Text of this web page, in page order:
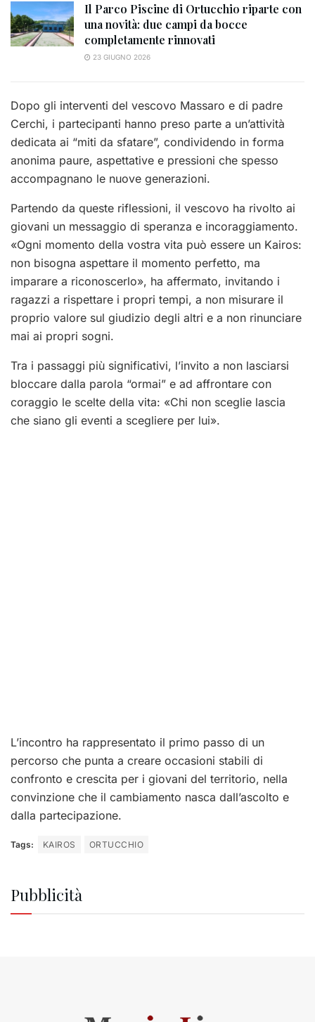
Il Parco Piscine di Ortucchio riparte con
una novità: due campi da bocce
completamente rinnovati
23 GIUGNO 2026
Dopo gli interventi del vescovo Massaro e di padre
Cerchi, i partecipanti hanno preso parte a un’attività
dedicata ai “miti da sfatare”, condividendo in forma
anonima paure, aspettative e pressioni che spesso
accompagnano le nuove generazioni.
Partendo da queste riflessioni, il vescovo ha rivolto ai
giovani un messaggio di speranza e incoraggiamento.
«Ogni momento della vostra vita può essere un Kairos:
non bisogna aspettare il momento perfetto, ma
imparare a riconoscerlo», ha affermato, invitando i
ragazzi a rispettare i propri tempi, a non misurare il
proprio valore sul giudizio degli altri e a non rinunciare
mai ai propri sogni.
Tra i passaggi più significativi, l’invito a non lasciarsi
bloccare dalla parola “ormai” e ad affrontare con
coraggio le scelte della vita: «Chi non sceglie lascia
che siano gli eventi a scegliere per lui».
L’incontro ha rappresentato il primo passo di un
percorso che punta a creare occasioni stabili di
confronto e crescita per i giovani del territorio, nella
convinzione che il cambiamento nasca dall’ascolto e
dalla partecipazione.
Tags: KAIROS ORTUCCHIO
Pubblicità